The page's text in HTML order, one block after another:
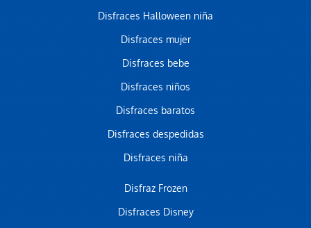
Disfraces Halloween niña
Disfraces mujer
Disfraces bebe
Disfraces niños
Disfraces baratos
Disfraces despedidas
Disfraces niña
Disfraz Frozen
Disfraces Disney